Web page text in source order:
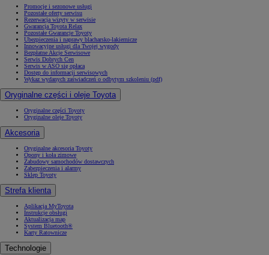
Promocje i sezonowe usługi
Pozostałe oferty serwisu
Rezerwacja wizyty w serwisie
Gwarancja Toyota Relax
Pozostałe Gwarancje Toyoty
Ubezpieczenia i naprawy blacharsko-lakiernicze
Innowacyjne usługi dla Twojej wygody
Bezpłatne Akcje Serwisowe
Serwis Dobrych Cen
Serwis w ASO się opłaca
Dostęp do informacji serwisowych
Wykaz wydanych zaświadczeń o odbytym szkoleniu (pdf)
Oryginalne części i oleje Toyota
Oryginalne części Toyoty
Oryginalne oleje Toyoty
Akcesoria
Oryginalne akcesoria Toyoty
Opony i koła zimowe
Zabudowy samochodów dostawczych
Zabezpieczenia i alarmy
Sklep Toyoty
Strefa klienta
Aplikacja MyToyota
Instrukcje obsługi
Aktualizacja map
System Bluetooth®
Karty Ratownicze
Technologie